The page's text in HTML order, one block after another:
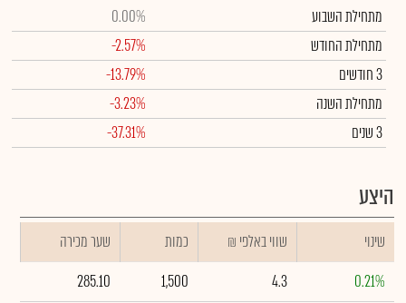
מתחילת השבוע
0.00%
מתחילת החודש
-2.57%
3 חודשים
-13.79%
מתחילת השנה
-3.23%
3 שנים
-37.31%
היצע
שינוי ₪ שווי באלפי כמות
שער מכירה
0.21%
4.3
1,500
285.10